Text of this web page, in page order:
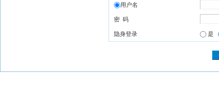
用户名
密 码
隐身登录 是